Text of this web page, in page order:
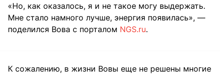
«Но, как оказалось, я и не такое могу выдержать.
Мне стало намного лучше, энергия появилась», —
поделился Вова с порталом NGS.ru.
К сожалению, в жизни Вовы еще не решены многие